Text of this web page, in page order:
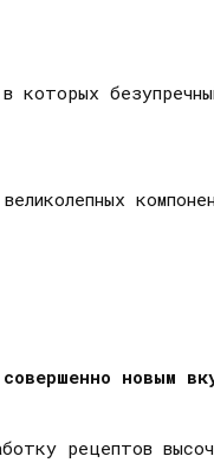
которых
новым
рецептов